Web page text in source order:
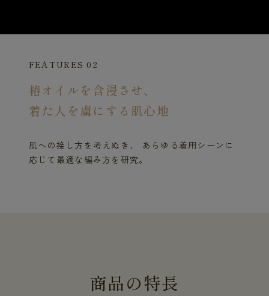
FEATURES 02
椿オイルを含浸させ、
着た人を虜にする肌心地
肌への接し方を考えぬき、 あらゆる着用シーンに
応じて最適な編み方を研究。
商品の特長